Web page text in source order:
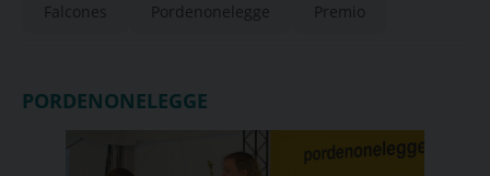
Falcones Pordenonelegge Premio
PORDENONELEGGE